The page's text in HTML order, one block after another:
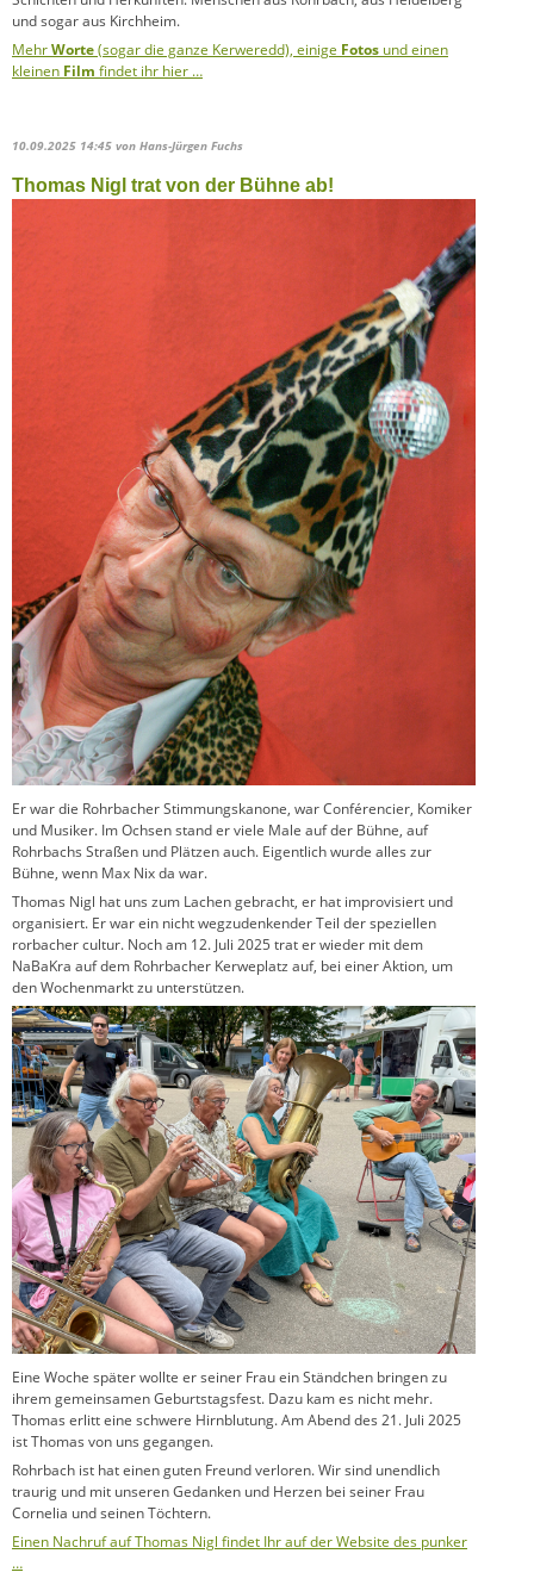
und sogar aus Kirchheim.
MehrWorte(sogar die ganze Kerweredd), einige Fotos und einen
kleinen Film findet ihr hier …
10.09.2025 14:45 von Hans-Jürgen Fuchs
Thomas Nigl trat von der Bühne ab!
Er war die Rohrbacher Stimmungskanone, war Conférencier, Komiker
und Musiker. Im Ochsen stand er viele Male auf der Bühne, auf
Rohrbachs Straßen und Plätzen auch. Eigentlich wurde alles zur
Bühne, wenn Max Nix da war.
Thomas Nigl hat uns zum Lachen gebracht, er hat improvisiert und
organisiert. Er war ein nicht wegzudenkender Teil der speziellen
rorbacher cultur. Noch am 12. Juli 2025 trat er wieder mit dem
NaBaKra auf dem Rohrbacher Kerweplatz auf, bei einer Aktion, um
den Wochenmarkt zu unterstützen.
Eine Woche später wollte er seiner Frau ein Ständchen bringen zu
ihrem gemeinsamen Geburtstagsfest. Dazu kam es nicht mehr.
Thomas erlitt eine schwere Hirnblutung. Am Abend des 21. Juli 2025
ist Thomas von uns gegangen.
Rohrbach ist hat einen guten Freund verloren. Wir sind unendlich
traurig und mit unseren Gedanken und Herzen bei seiner Frau
Cornelia und seinen Töchtern.
Einen Nachruf auf Thomas Nigl findet Ihr auf der Website des punker
…